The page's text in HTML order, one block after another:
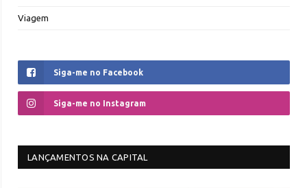
Viagem
Siga-me no Facebook
Siga-me no Instagram
LANÇAMENTOS NA CAPITAL